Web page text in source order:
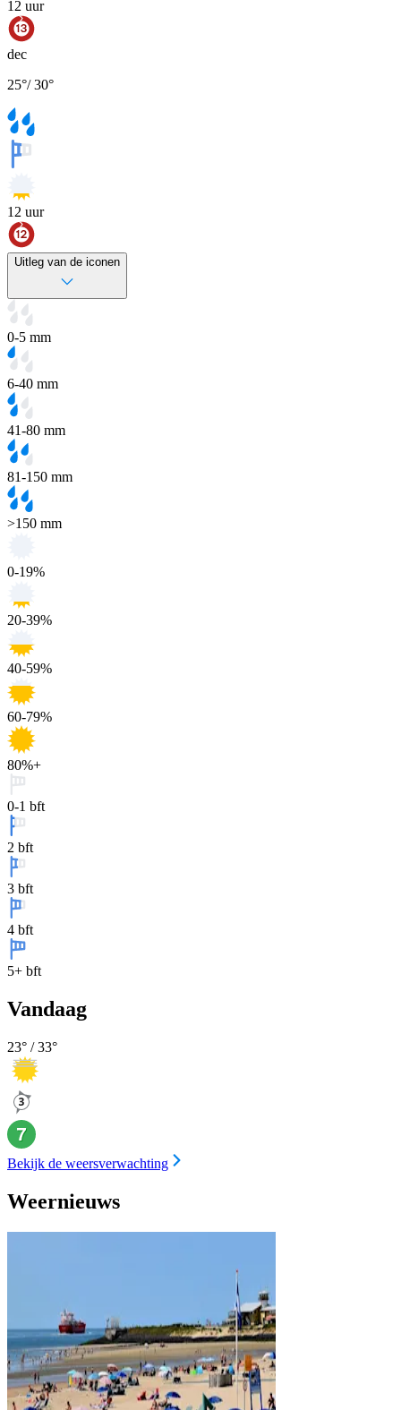
12 uur
dec
25°/30°
12 uur
Uitleg van de iconen
0-5 mm
6-40 mm
41-80 mm
81-150 mm
>150 mm
0-19%
20-39%
40-59%
60-79%
80%+
0-1 bft
2 bft
3 bft
4 bft
5+ bft
Vandaag
23° /33°
Bekijk de weersverwachting
Weernieuws